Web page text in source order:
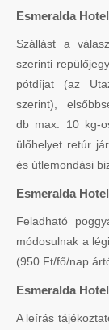
Esmeralda
Szállást a
szerinti
pótdíjat (az
szerint),
db max. 10 kg-
ülőhelyet retúr
és útlemondási
Esmeralda
Feladható
módosulnak a
(950 Ft/fő/nap
Esmeralda
A leírás